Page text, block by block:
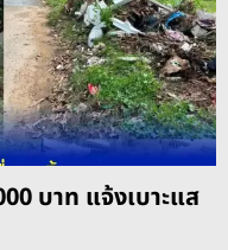
บาท แจ้งเบาะแส